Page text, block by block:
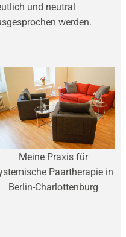
und neutral
werden.
Meine Praxis für
Paartherapie in
Berlin-Charlottenburg